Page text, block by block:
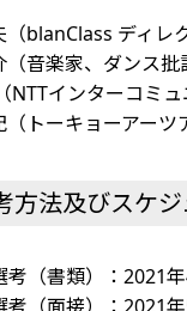
blanClass ディレク
音楽家、ダンス批
NTTインターコミ
トーキョーアーツ
方法及びスケ
考（書類）：2021